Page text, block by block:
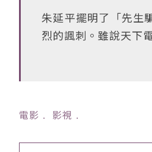
朱延平擺明了「先生
烈的諷刺。雖說天下
電影 ﹒ 影視 ﹒